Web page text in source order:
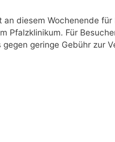
an diesem Wochenende
Pfalzklinikum. Für
geringe Gebühr zur